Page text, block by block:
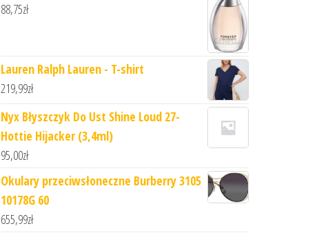
88,75zł
Lauren Ralph Lauren - T-shirt
219,99zł
Nyx Błyszczyk Do Ust Shine Loud 27-
Hottie Hijacker (3,4ml)
95,00zł
Okulary przeciwsłoneczne Burberry 3105
10178G 60
655,99zł